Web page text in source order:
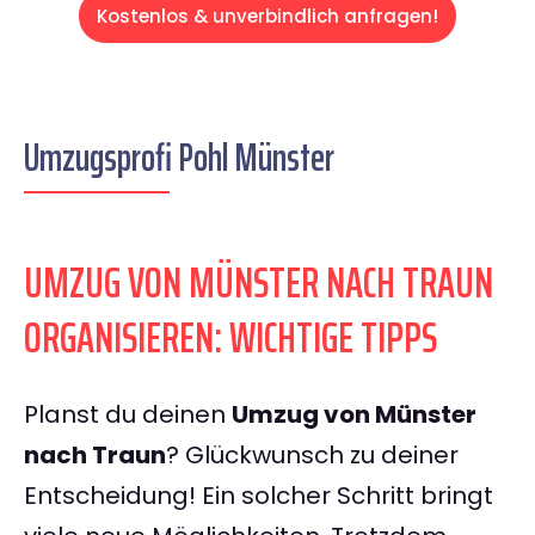
Kostenlos & unverbindlich anfragen!
Umzugsprofi Pohl Münster
UMZUG VON MÜNSTER NACH TRAUN
ORGANISIEREN: WICHTIGE TIPPS
Planst du deinen Umzug von Münster
nach Traun? Glückwunsch zu deiner
Entscheidung! Ein solcher Schritt bringt